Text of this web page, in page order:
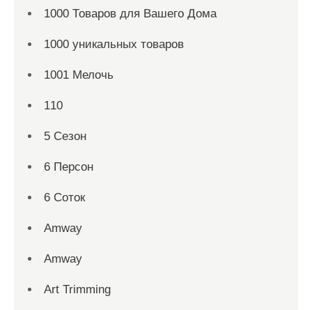
1000 Товаров для Вашего Дома
1000 уникальных товаров
1001 Мелочь
110
5 Сезон
6 Персон
6 Соток
Amway
Amway
Art Trimming